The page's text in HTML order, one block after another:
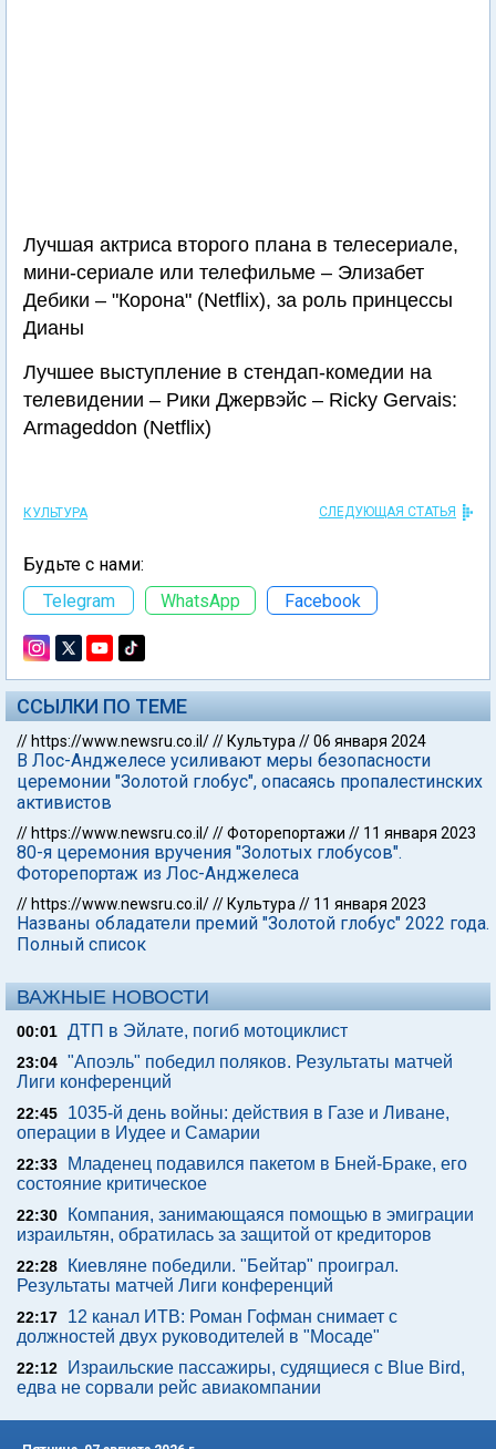
Лучшая актриса второго плана в телесериале,
мини-сериале или телефильме – Элизабет
Дебики – "Корона" (Netflix), за роль принцессы
Дианы
Лучшее выступление в стендап-комедии на
телевидении – Рики Джервэйс – Ricky Gervais:
Armageddon (Netflix)
КУЛЬТУРА СЛЕДУЮЩАЯ СТАТЬЯ
Будьте с нами:
Telegram
WhatsApp Facebook
ССЫЛКИ ПО ТЕМЕ
// https://www.newsru.co.il/// Культура //06 января 2024
В Лос-Анджелесе усиливают меры безопасности
церемонии "Золотой глобус", опасаясь пропалестинских
активистов
// https://www.newsru.co.il///Фоторепортажи // 11 января 2023
80-я церемония вручения "Золотых глобусов".
Фоторепортаж из Лос-Анджелеса
// https://www.newsru.co.il/// Культура // 11 января 2023
Названы обладатели премий "Золотой глобус" 2022 года.
Полный список
ВАЖНЫЕ НОВОСТИ
00:01 ДТП в Эйлате, погиб мотоциклист
23:04 "Апоэль" победил поляков. Результаты матчей
Лиги конференций
22:45
1035-й день войны: действия в Газе и Ливане,
операции в Иудее и Самарии
22:33
Младенец подавился пакетом в Бней-Браке, его
состояние критическое
22:30
Компания, занимающаяся помощью в эмиграции
израильтян, обратилась за защитой от кредиторов
22:28
Киевляне победили. "Бейтар" проиграл.
Результаты матчей Лиги конференций
22:17
12 канал ИТВ: Роман Гофман снимает с
должностей двух руководителей в "Мосаде"
22:12
Израильские пассажиры, судящиеся с Blue Bird,
едва не сорвали рейс авиакомпании